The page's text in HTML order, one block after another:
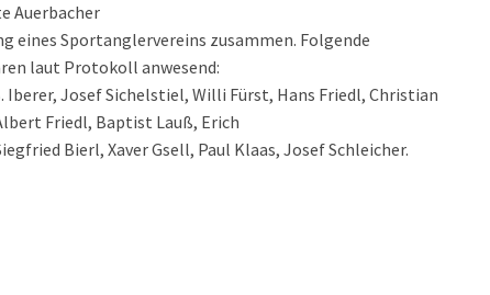
Auerbacher
eines Sportanglervereins zusammen. Folgende
laut Protokoll anwesend:
Iberer, Josef Sichelstiel, Willi Fürst, Hans Friedl, Christian
Friedl, Baptist Lauß, Erich
Bierl, Xaver Gsell, Paul Klaas, Josef Schleicher.